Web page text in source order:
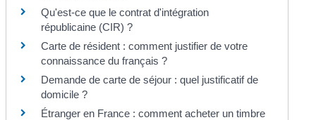
Qu'est-ce que le contrat d'intégration
républicaine (CIR) ?
Carte de résident : comment justifier de votre
connaissance du français ?
Demande de carte de séjour : quel justificatif de
domicile ?
Étranger en France : comment acheter un timbre